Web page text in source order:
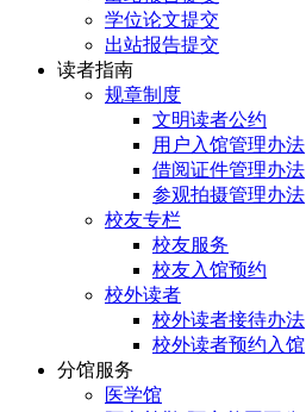
学位论文提交
出站报告提交
读者指南
规章制度
文明读者公约
用户入馆管理办法
借阅证件管理办法
参观拍摄管理办法
校友专栏
校友服务
校友入馆预约
校外读者
校外读者接待办法
校外读者预约入馆
分馆服务
医学馆